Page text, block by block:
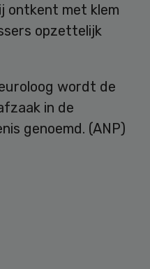
ontkent met klem
opzettelijk
wordt de
in de
genoemd. (ANP)